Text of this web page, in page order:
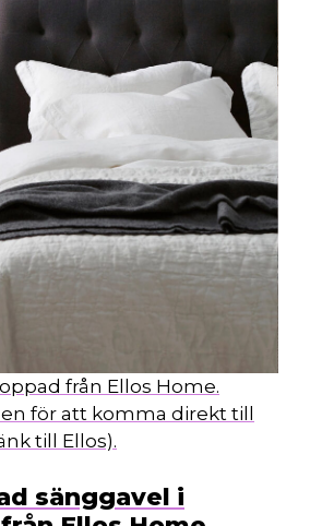
från Ellos Home.
för att komma direkt till
till Ellos).
sänggavel i